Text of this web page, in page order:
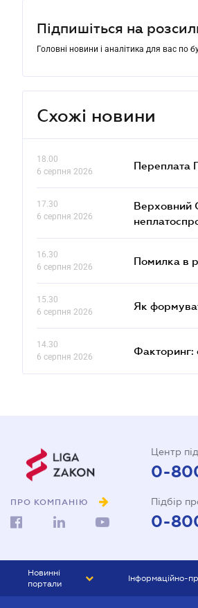
Підпишіться на
Головні новини і аналітика для вас по
Схожі новини
18.00
6 серпня 2026
Переплата
17.30
6 серпня 2026
Верховний
16.30
6 серпня 2026
Помилка в
15.30
6 серпня 2026
Як
14.30
6 серпня 2026
Факторинг:
ПРО КОМПАНІЮ
Центр
0-
Підбір
0-
Новинні
портали
Інформаційно-